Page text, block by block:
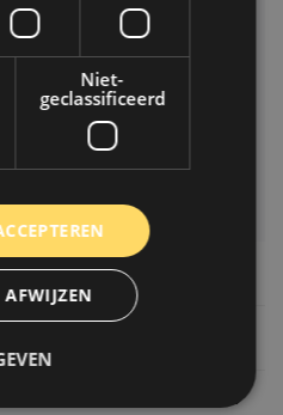
Niet-
geclassificeerd
AFWIJZEN